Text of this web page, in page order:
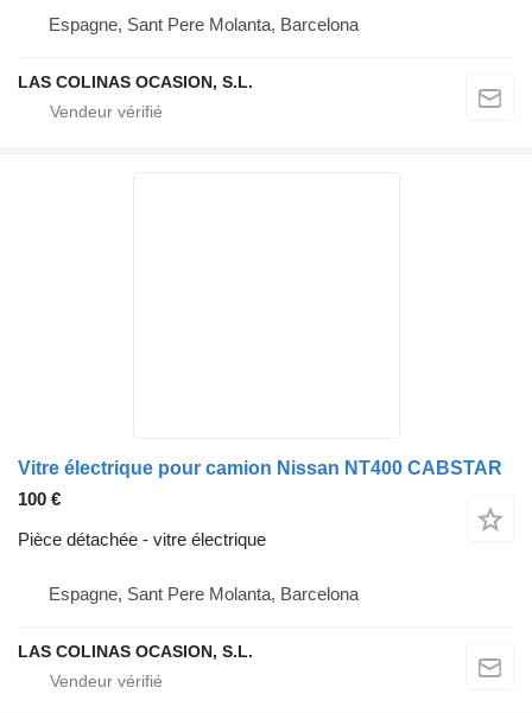
Espagne, Sant Pere Molanta, Barcelona
LAS COLINAS OCASION, S.L.
Vitre électrique pour camion Nissan NT400 CABSTAR
100 €
Pièce détachée - vitre électrique
Espagne, Sant Pere Molanta, Barcelona
LAS COLINAS OCASION, S.L.